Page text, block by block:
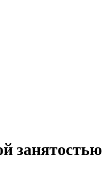
занятостью